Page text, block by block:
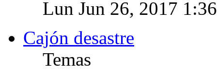
Lun Jun 26, 2017
Cajón desastre
Temas